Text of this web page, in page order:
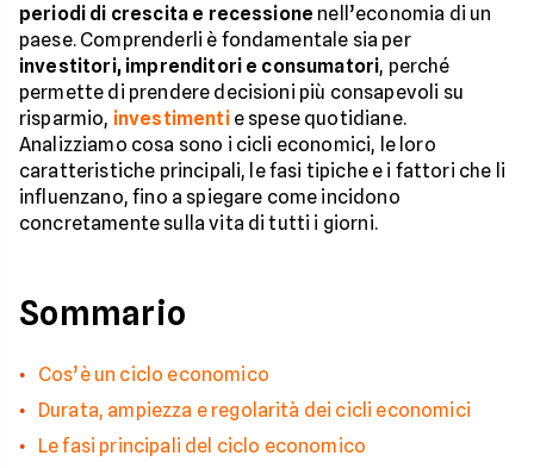
periodi di crescita e recessione nell’economia di un
paese. Comprenderli è fondamentale sia per
investitori, imprenditori e consumatori, perché
permette di prendere decisioni più consapevoli su
risparmio, investimentie spese quotidiane.
Analizziamo cosa sono i cicli economici, le loro
caratteristiche principali, le fasi tipiche e i fattori che li
influenzano, fino a spiegare come incidono
concretamente sulla vita di tutti i giorni.
Sommario
Cos’è un ciclo economico
Durata, ampiezza e regolarità dei cicli economici
Le fasi principali del ciclo economico